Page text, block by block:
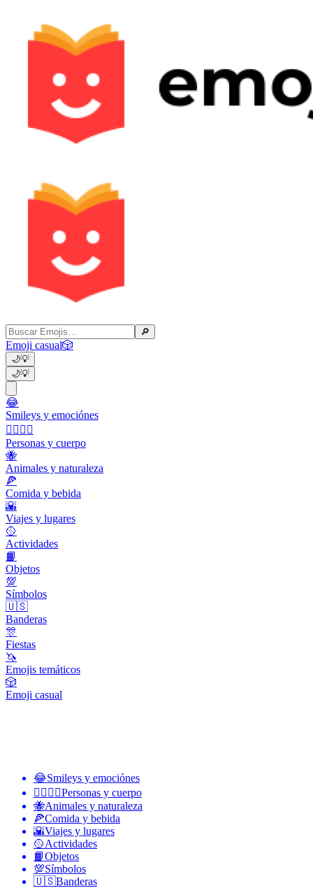
🔎
Emoji casual🎲
🌙💡
🌙💡
😂
Smileys y emociónes
👩‍❤️‍💋‍👨
Personas y cuerpo
🐝
Animales y naturaleza
🍕
Comida y bebida
🌇
Viajes y lugares
🥎
Actividades
📙
Objetos
💯
Símbolos
🇺🇸
Banderas
🎊
Fiestas
🦄
Emojis temáticos
🎲
Emoji casual
😂Smileys y emociónes
👩‍❤️‍💋‍👨Personas y cuerpo
🐝Animales y naturaleza
🍕Comida y bebida
🌇Viajes y lugares
🥎Actividades
📙Objetos
💯Símbolos
🇺🇸Banderas